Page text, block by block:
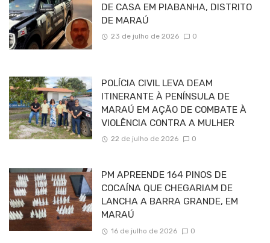
DE CASA EM PIABANHA, DISTRITO
DE MARAÚ
23 de julho de 2026 0
POLÍCIA CIVIL LEVA DEAM
ITINERANTE À PENÍNSULA DE
MARAÚ EM AÇÃO DE COMBATE À
VIOLÊNCIA CONTRA A MULHER
22 de julho de 2026 0
PM APREENDE 164 PINOS DE
COCAÍNA QUE CHEGARIAM DE
LANCHA A BARRA GRANDE, EM
MARAÚ
16 de julho de 2026 0